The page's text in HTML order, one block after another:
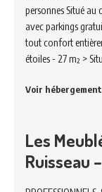
personnes Situé
avec parkings
tout confort
étoiles - 27 m² >
Voir hébergement
Les
Ruisseau